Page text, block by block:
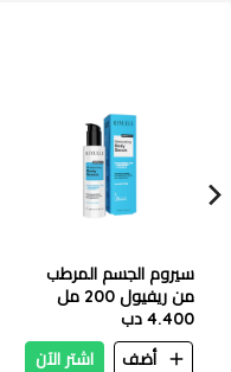
سيروم الجسم المرطب
من ريفيول 200 مل
4.400 دب
أضف
اشتر الآن